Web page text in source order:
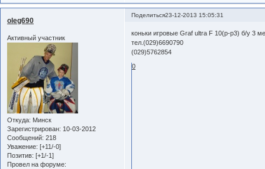
Поделиться23-12-2013 15:05:31
oleg690
Активный участник
Откуда: Минск
Зарегистрирован: 10-03-2012
Сообщений: 218
Уважение: [+11/-0]
Позитив: [+1/-1]
Провел на форуме:
коньки игровые Graf ultra F 10(р-р3) б/у 3
тел.(029)6690790
(029)5762854
0